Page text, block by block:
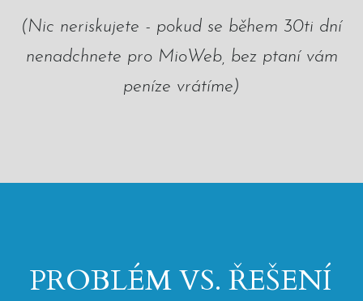
(Nic neriskujete - pokud se během 30ti dní
nenadchnete pro MioWeb, bez ptaní vám
peníze vrátíme)
PROBLÉM VS. ŘEŠENÍ